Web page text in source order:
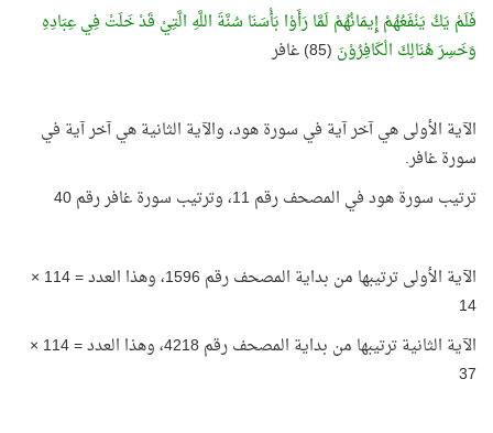
فَلَمْ يَكُ يَنْفَعُهُمْ إِيمَانُهُمْ لَمَّا رَأَوْا بَأْسَنَا سُنَّةَ اللَّهِ الَّتِيْ قَدْ خَلَتْ فِي عِبَادِهِ
وَخَسِرَ هُنَالِكَ الْكَافِرُوْنَ (85) غافر
الآية الأولى هي آخر آية في سورة هود، والآية الثانية هي آخر آية في
سورة غافر.
ترتيب سورة هود في المصحف رقم 11، وترتيب سورة غافر رقم 40
الآية الأولى ترتيبها من بداية المصحف رقم 1596، وهذا العدد = 114 ×
14
الآية الثانية ترتيبها من بداية المصحف رقم 4218، وهذا العدد = 114 ×
37